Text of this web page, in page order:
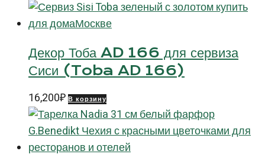
Декор Тоба AD 166 для сервиза
Сиси (Toba AD 166)
16,200₽ В корзину